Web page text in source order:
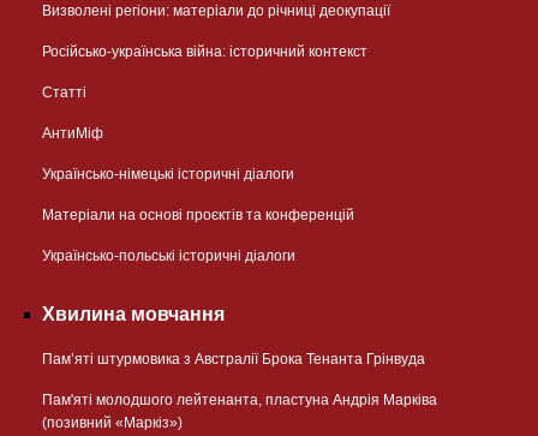
Визволені регіони: матеріали до річниці деокупації
Російсько-українська війна: історичний контекст
Статті
АнтиМіф
Українсько-німецькі історичні діалоги
Матеріали на основі проєктів та конференцій
Українсько-польські історичні діалоги
Хвилина мовчання
Пам’яті штурмовика з Австралії Брока Тенанта Грінвуда
Пам'яті молодшого лейтенанта, пластуна Андрія Марківа
(позивний «Маркіз»)